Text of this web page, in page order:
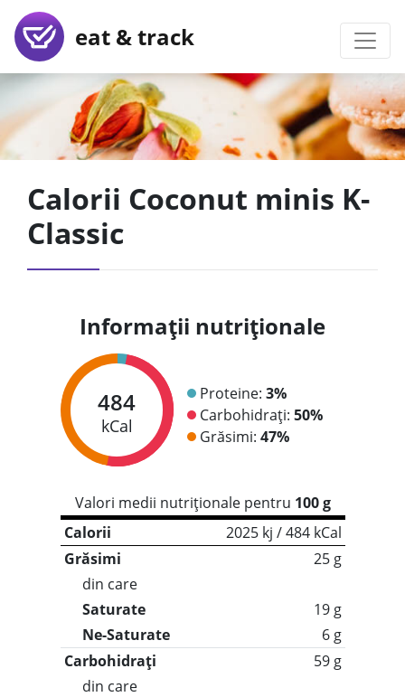
eat & track
Calorii Coconut minis K-
Classic
Informații nutriționale
484
kCal
Proteine: 3%
Carbohidrați: 50%
Grăsimi: 47%
Valori medii nutriționale pentru 100 g
Calorii
2025 kj / 484 kCal
Grăsimi
25 g
din care
Saturate
19 g
Ne-Saturate
6 g
Carbohidrați
59 g
din care